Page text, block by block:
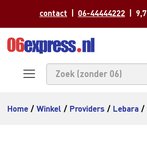
contact 06-44444222 | 9,7
Home / Winkel / Providers / Lebara /